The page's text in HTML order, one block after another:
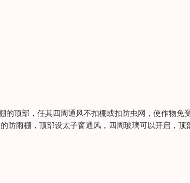
顶部，任其四周通风不扣棚或扣防虫网，使作物免
防雨棚，顶部设太子窗通风，四周玻璃可以开启，顶